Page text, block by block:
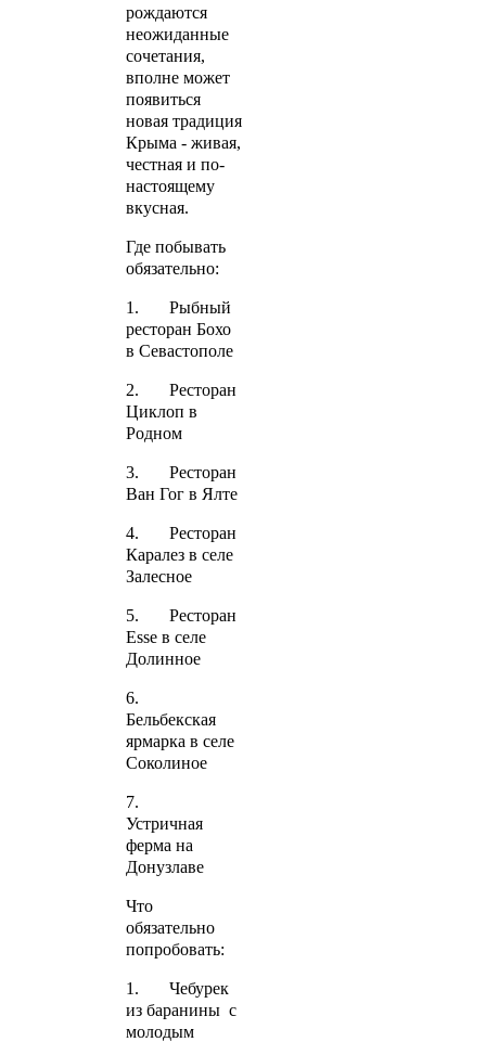
рождаются
неожиданные
сочетания,
вполне может
появиться
новая традиция
Крыма - живая,
честная и по-
настоящему
вкусная.
Где побывать
обязательно:
1. Рыбный
ресторан Бохо
в Севастополе
2. Ресторан
Циклоп в
Родном
3. Ресторан
Ван Гог в Ялте
4. Ресторан
Каралез в селе
Залесное
5. Ресторан
Esse в селе
Долинное
6.
Бельбекская
ярмарка в селе
Соколиное
7.
Устричная
ферма на
Донузлаве
Что
обязательно
попробовать:
1. Чебурек
из баранины с
молодым